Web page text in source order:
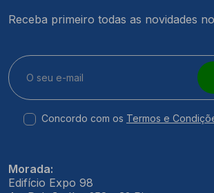
Receba primeiro todas as novidades
Concordo com os Termos e
Morada:
Edifício Expo 98